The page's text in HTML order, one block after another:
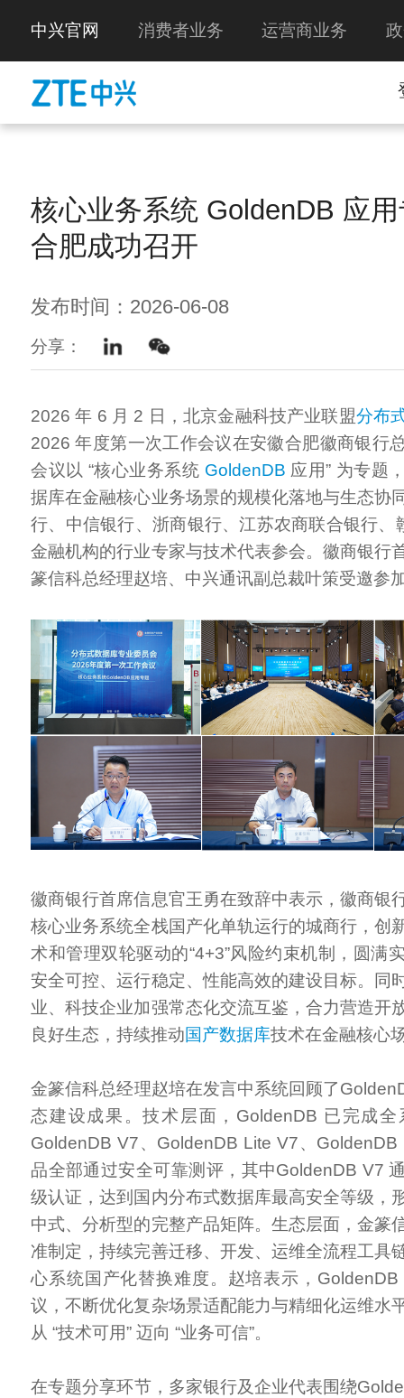
中兴官网 消费者业务 运营商业务
核心业务系统 GoldenDB 应
合肥成功召开
发布时间：2026-06-08
分享：
2026 年 6 月 2 日，北京金融科技产业联盟分布
2026 年度第一次工作会议在安徽合肥徽商银行
会议以 “核心业务系统 GoldenDB 应用” 为专题
据库在金融核心业务场景的规模化落地与生态协
行、中信银行、浙商银行、江苏农商联合银行、
金融机构的行业专家与技术代表参会。徽商银行
篆信科总经理赵培、中兴通讯副总裁叶策受邀参
徽商银行首席信息官王勇在致辞中表示，徽商银
核心业务系统全栈国产化单轨运行的城商行，创
术和管理双轮驱动的“4+3”风险约束机制，圆满
安全可控、运行稳定、性能高效的建设目标。同
业、科技企业加强常态化交流互鉴，合力营造开
良好生态，持续推动国产数据库技术在金融核心
金篆信科总经理赵培在发言中系统回顾了
态建设成果。技术层面，GoldenDB 已完成
GoldenDB V7、GoldenDB Lite V7、
品全部通过安全可靠测评，其中GoldenDB V7
级认证，达到国内分布式数据库最高安全等级，
中式、分析型的完整产品矩阵。生态层面，金篆
准制定，持续完善迁移、开发、运维全流程工具
心系统国产化替换难度。赵培表示，
议，不断优化复杂场景适配能力与精细化运维水
从 “技术可用” 迈向 “业务可信”。
在专题分享环节，多家银行及企业代表围绕